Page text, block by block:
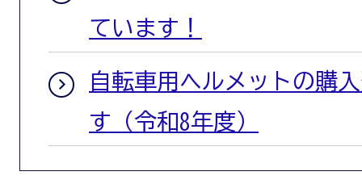
ています！
自転車用ヘルメットの購
す（令和8年度）